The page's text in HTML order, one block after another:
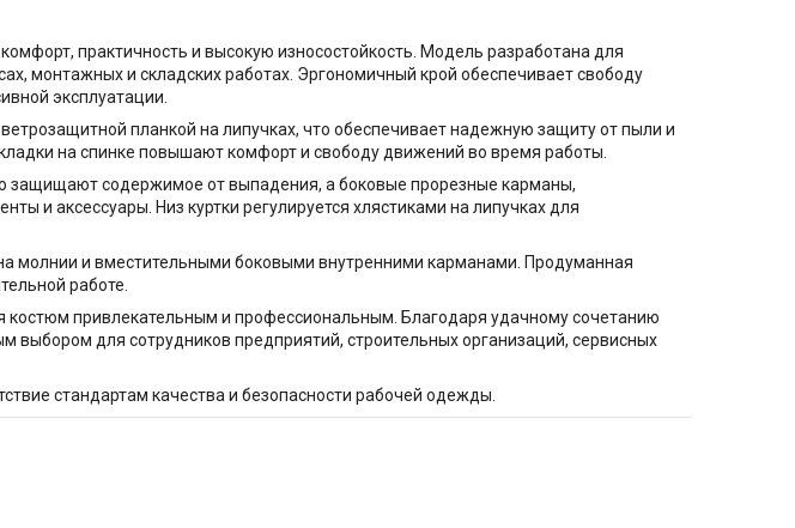
практичность и высокую износостойкость. Модель разработана для
монтажных и складских работах. Эргономичный крой обеспечивает свободу
эксплуатации.
планкой на липучках, что обеспечивает надежную защиту от пыли и
на спинке повышают комфорт и свободу движений во время работы.
защищают содержимое от выпадения, а боковые прорезные карманы,
и аксессуары. Низ куртки регулируется хлястиками на липучках для
молнии и вместительными боковыми внутренними карманами. Продуманная
работе.
привлекательным и профессиональным. Благодаря удачному сочетанию
выбором для сотрудников предприятий, строительных организаций, сервисных
стандартам качества и безопасности рабочей одежды.